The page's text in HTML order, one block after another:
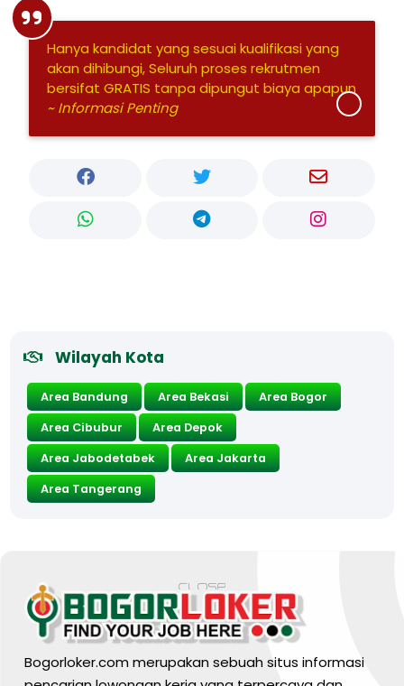
Hanya kandidat yang sesuai kualifikasi yang
akan dihibungi, Seluruh proses rekrutmen
bersifat GRATIS tanpa dipungut biaya apapun
~ Informasi Penting
Wilayah Kota
Area Bandung Area Bekasi
Area Bogor
Area Cibubur
Area Depok
Area Jabodetabek
Area Jakarta
Area Tangerang
Bogorloker.com merupakan sebuah situs informasi